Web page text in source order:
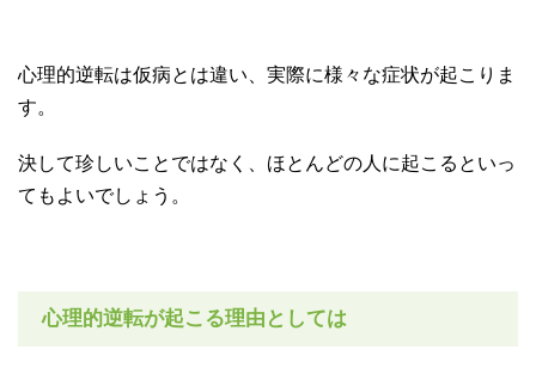
心理的逆転は仮病とは違い、実際に様々な症状が起こりま
す。
決して珍しいことではなく、ほとんどの人に起こるといっ
てもよいでしょう。
心理的逆転が起こる理由としては